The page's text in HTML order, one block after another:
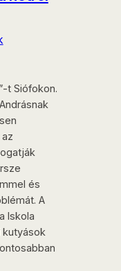
t Siófokon.
és
A
Iskola
kutyások